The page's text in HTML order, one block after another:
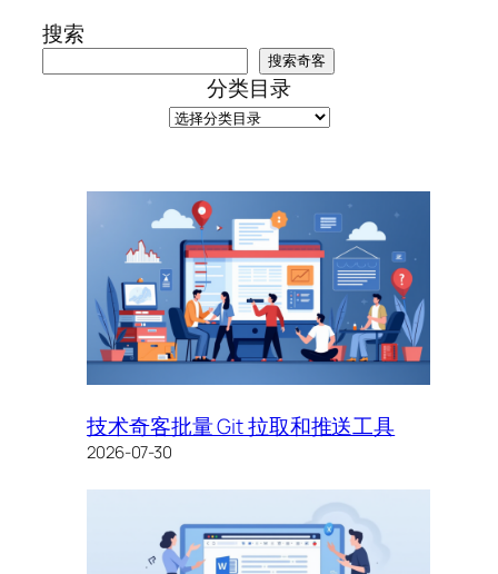
搜索
搜索奇客
分类目录
技术奇客批量 Git 拉取和推送工具
2026-07-30